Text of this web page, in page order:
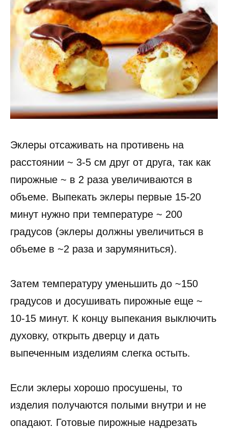
Эклеры отсаживать на противень на
расстоянии ~ 3-5 см друг от друга, так как
пирожные ~ в 2 раза увеличиваются в
объеме. Выпекать эклеры первые 15-20
минут нужно при температуре ~ 200
градусов (эклеры должны увеличиться в
объеме в ~2 раза и зарумяниться).
Затем температуру уменьшить до ~150
градусов и досушивать пирожные еще ~
10-15 минут. К концу выпекания выключить
духовку, открыть дверцу и дать
выпеченным изделиям слегка остыть.
Если эклеры хорошо просушены, то
изделия получаются полыми внутри и не
опадают. Готовые пирожные надрезать